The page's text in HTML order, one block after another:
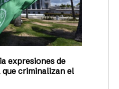
expresiones de
criminalizan el